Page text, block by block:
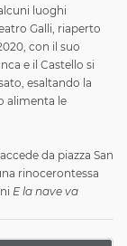
luoghi
Galli, riaperto
con il suo
e il Castello si
esaltando la
alimenta le
da piazza San
rinocerontessa
E la nave va